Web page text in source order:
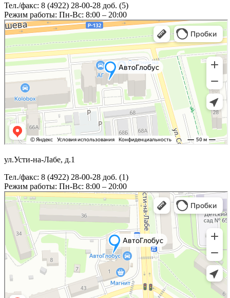
Тел./факс: 8 (4922) 28-00-28 доб. (5)
Режим работы: Пн-Вс: 8:00 – 20:00
ул.Усти-на-Лабе, д.1
Тел./факс: 8 (4922) 28-00-28 доб. (1)
Режим работы: Пн-Вс: 8:00 – 20:00